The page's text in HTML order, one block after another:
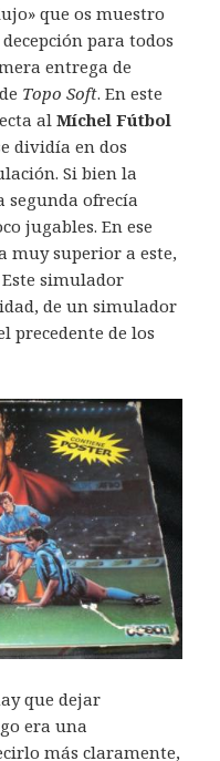
que os muestro
para todos
entrega de
de Topo Soft. En este
alMíchel Fútbol
dividía en dos
Si bien la
segunda ofrecía
jugables. En ese
muy superior a este,
simulador
de un simulador
precedente de los
que dejar
era una
más claramente,